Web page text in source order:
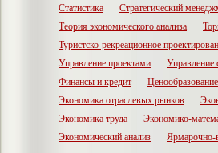
Статистика
Стратегический
Теория экономического анализа
Туристско-рекреационное
Управление проектами
Управление
Финансы и кредит
Ценообразование
Экономика отраслевых рынков
Экономика труда
Экономико-
Экономический анализ
Ярмарочно-